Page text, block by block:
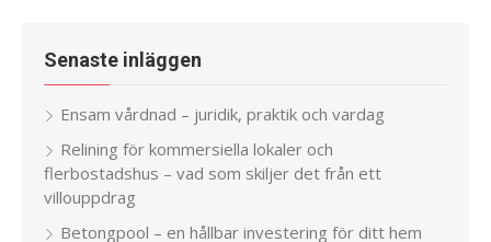
Senaste inläggen
Ensam vårdnad – juridik, praktik och vardag
Relining för kommersiella lokaler och
flerbostadshus – vad som skiljer det från ett
villouppdrag
Betongpool – en hållbar investering för ditt hem